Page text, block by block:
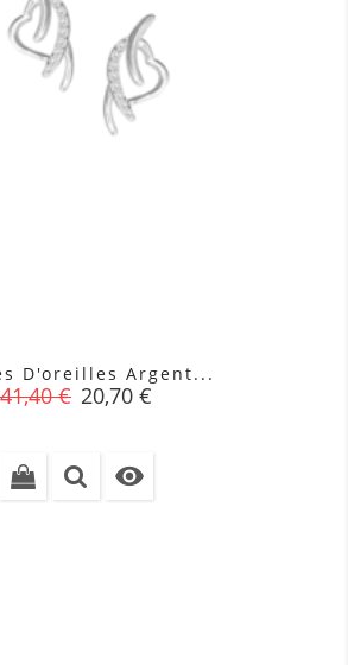
D'oreilles Argent...
Prix
41,40 € Prix
20,70 €
